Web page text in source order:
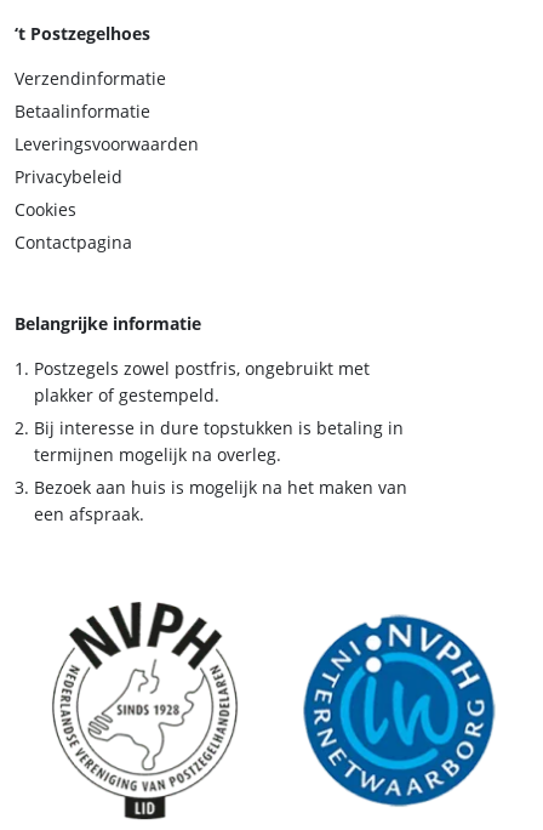
‘t Postzegelhoes
Verzendinformatie
Betaalinformatie
Leveringsvoorwaarden
Privacybeleid
Cookies
Contactpagina
Belangrijke informatie
Postzegels zowel postfris, ongebruikt met
plakker of gestempeld.
Bij interesse in dure topstukken is betaling in
termijnen mogelijk na overleg.
Bezoek aan huis is mogelijk na het maken van
een afspraak.